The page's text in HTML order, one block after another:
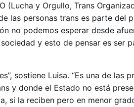
(Lucha y Orgullo, Trans
las personas trans es parte del
no podemos esperar desde
y esto de pensar es ser
sostiene Luisa. “Es una de las
y donde el Estado no está
si la reciben pero en menor